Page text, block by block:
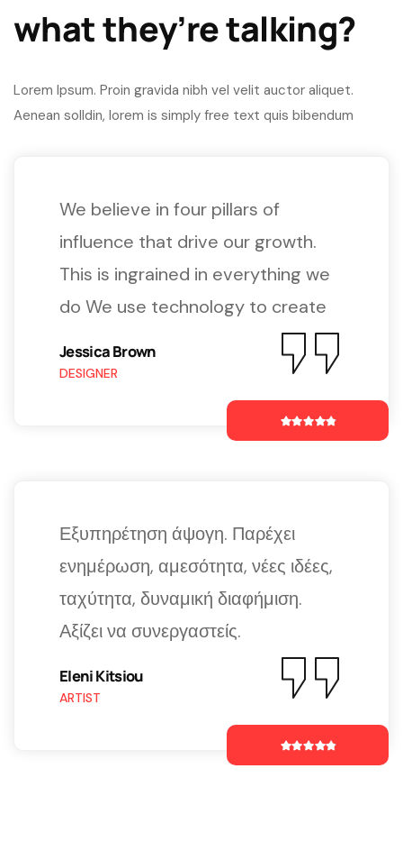
what they’re talking?
Lorem Ipsum. Proin gravida nibh vel velit auctor aliquet.
Aenean solldin, lorem is simply free text quis bibendum
We believe in four pillars of
influence that drive our growth.
This is ingrained in everything we
do We use technology to create
Jessica Brown
DESIGNER
Εξυπηρέτηση άψογη. Παρέχει
ενημέρωση, αμεσότητα, νέες ιδέες,
ταχύτητα, δυναμική διαφήμιση.
Αξίζει να συνεργαστείς.
Eleni Kitsiou
ARTIST